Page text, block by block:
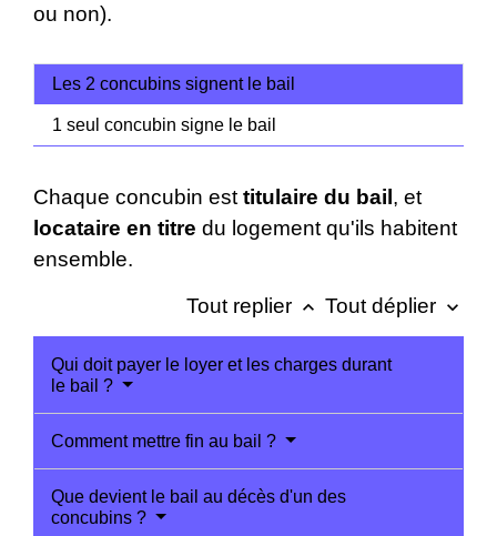
ou non).
Les 2 concubins signent le bail
1 seul concubin signe le bail
Chaque concubin est titulaire du bail , et
locataire en titre du logement qu'ils habitent
ensemble.
Tout replier keyboard_arrow_up Tout déplier keyboard_arrow_down
Qui doit payer le loyer et les charges durant
le bail ?
Comment mettre fin au bail ?
Que devient le bail au décès d'un des
concubins ?